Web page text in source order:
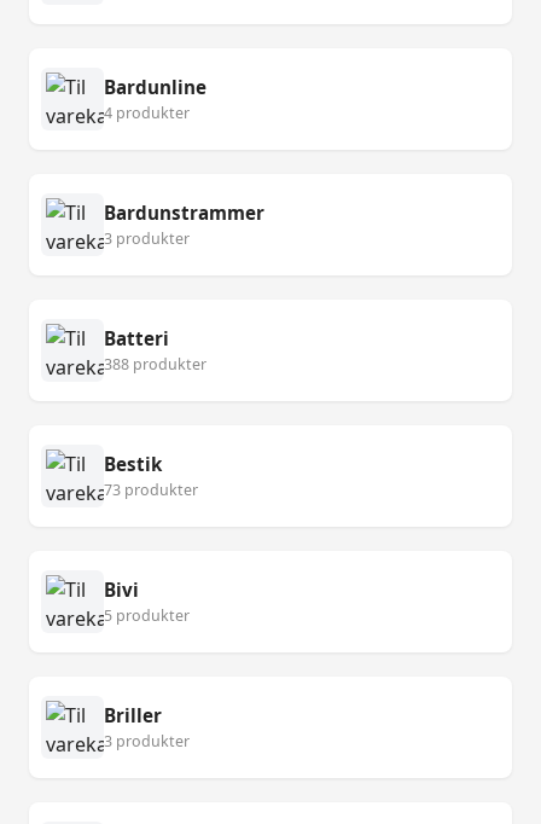
Bardunline
4 produkter
Bardunstrammer
3 produkter
Batteri
388 produkter
Bestik
73 produkter
Bivi
5 produkter
Briller
3 produkter